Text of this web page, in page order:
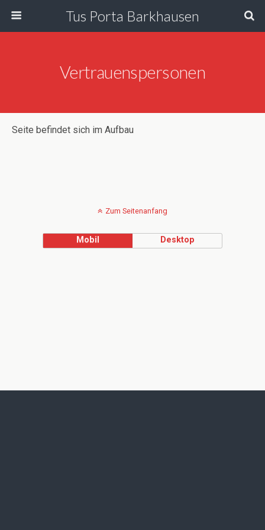
Tus Porta Barkhausen
Vertrauenspersonen
Seite befindet sich im Aufbau
Zum Seitenanfang
Mobil Desktop